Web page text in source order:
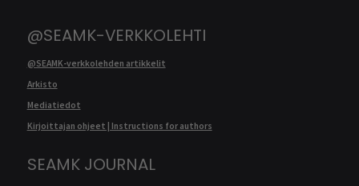
@SEAMK-VERKKOLEHTI
@SEAMK-verkkolehden artikkelit
Arkisto
Mediatiedot
Kirjoittajan ohjeet | Instructions for authors
SEAMK JOURNAL